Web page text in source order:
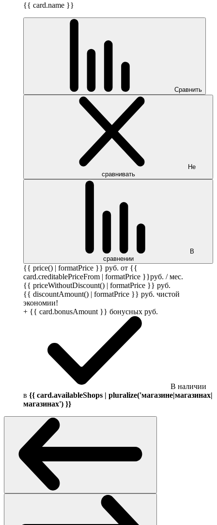
{{ card.name }}
Сравнить
Не
сравнивать
В
сравнении
{{ price() | formatPrice }} руб. от {{
card.creditablePriceFrom | formatPrice }}руб. / мес.
{{ priceWithoutDiscount() | formatPrice }} руб.
{{ discountAmount() | formatPrice }} руб. чистой
экономии!
+ {{ card.bonusAmount }} бонусных руб.
В наличии
в {{ card.availableShops | pluralize('магазине|магазинах|
магазинах') }}